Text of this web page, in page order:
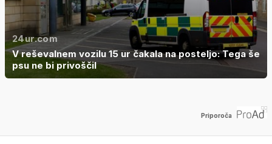
24ur.com
V reševalnem vozilu 15 ur čakala na posteljo: Tega še
psu ne bi privoščil
Priporoča